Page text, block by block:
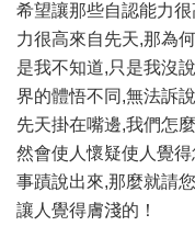
希望讓那些自認能力
力很高來自先天,那為
是我不知道,只是我沒
界的體悟不同,無法訴
先天掛在嘴邊,我們怎
然會使人懷疑使人覺
事蹟說出來,那麼就請
讓人覺得膚淺的！